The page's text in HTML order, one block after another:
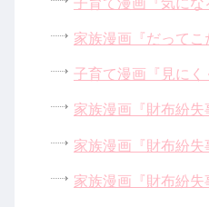
家族漫画『だってこ
子育て漫画『見にく
家族漫画『財布紛
家族漫画『財布紛
家族漫画『財布紛